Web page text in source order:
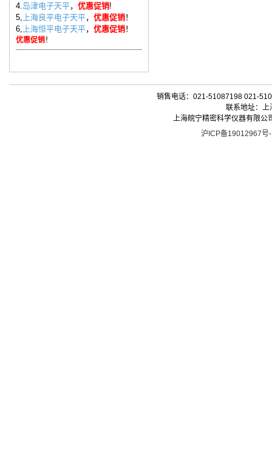
4. 岛津电子天平， 优惠促销!
5,
上海良平电子天平， 优惠促销！
6,
上海恒平电子天平， 优惠促销！
优惠促销！
销售电话：021-51087198 021-
联系地址：
上海皖宁精密科学仪器有限
沪ICP备19012967号